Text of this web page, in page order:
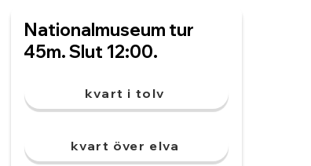
Nationalmuseum tur
45m. Slut 12:00.
kvart i tolv
kvart över elva